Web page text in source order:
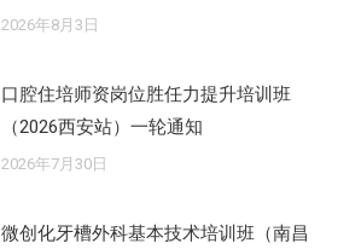
2026年8月3日
口腔住培师资岗位胜任力提升培训班
（2026西安站）一轮通知
2026年7月30日
微创化牙槽外科基本技术培训班（南昌